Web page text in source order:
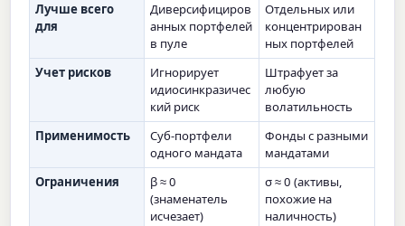
Лучше всего
для
Диверсифициров
анных портфелей
в пуле
Отдельных или
концентрирован
ных портфелей
Учет рисков
Игнорирует
идиосинкразичес
кий риск
Штрафует за
любую
волатильность
Применимость
Суб-портфели
одного мандата
Фонды с разными
мандатами
Ограничения
β ≈ 0
(знаменатель
исчезает)
σ ≈ 0 (активы,
похожие на
наличность)